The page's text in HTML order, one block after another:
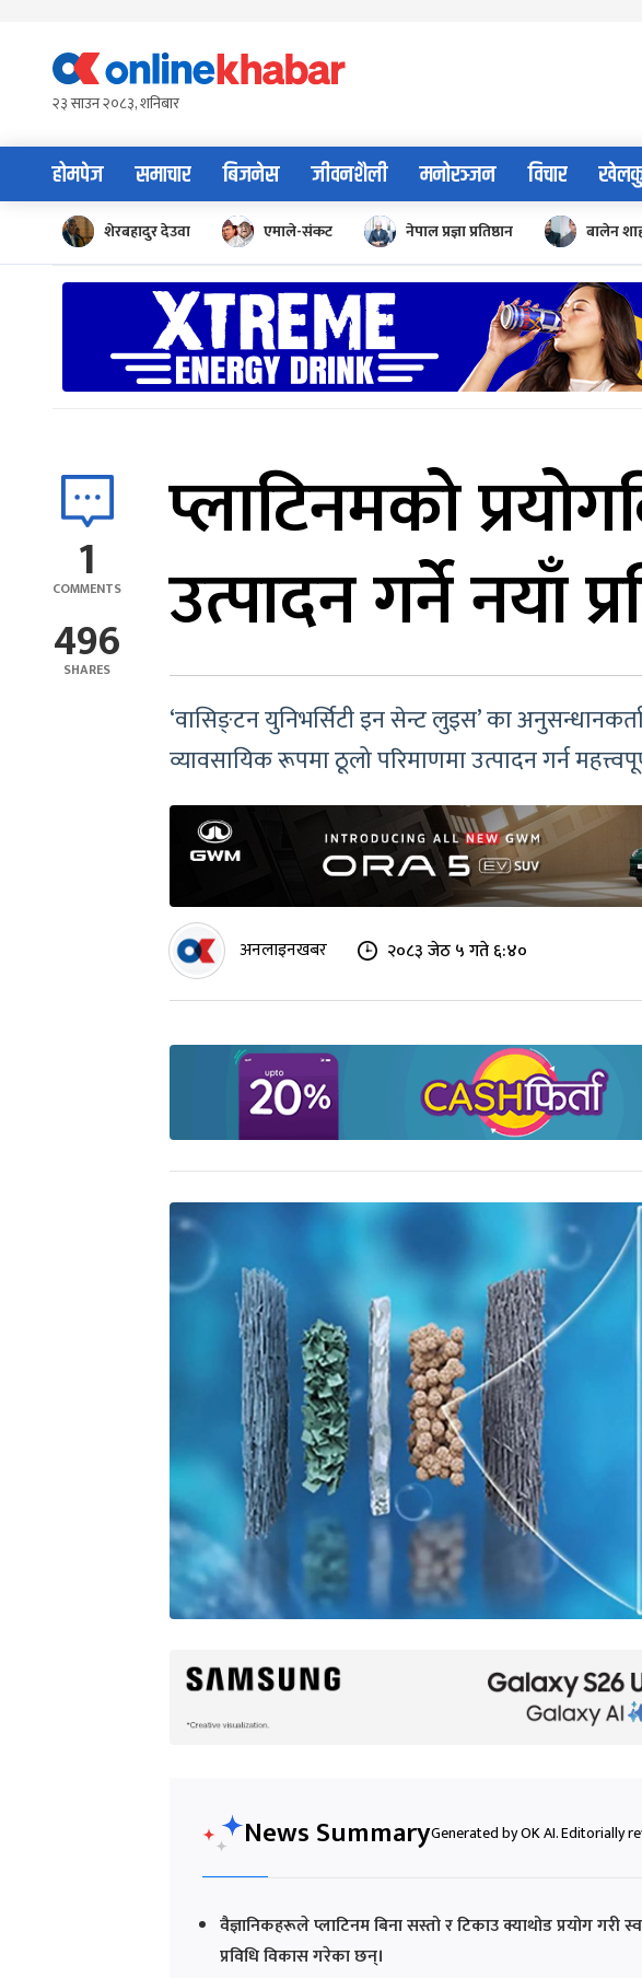
content२३ साउन २०८३, शनिबार
होमपेज समाचार बिजनेस जीवनशैली मनोरञ्जन विचार
शेरबहादुर देउवा एमाले-संकट नेपाल प्रज्ञा प्रतिष्ठान बालेन
1
COMMENTS
496
SHARES
प्लाटिनमको
उत्पादन गर्ने नयाँ
‘वासिङ्टन युनिभर्सिटी इन सेन्ट लुइस’ का
व्यावसायिक रूपमा ठूलो परिमाणमा उत्पादन गर्न
अनलाइनखबर २०८३ जेठ ५ गते ६:४०
News SummaryGenerated by OK AI. Editorially
वैज्ञानिकहरूले प्लाटिनम बिना सस्तो र टिकाउ क्याथोड प्रयोग गरी
प्रविधि विकास गरेका छन्।